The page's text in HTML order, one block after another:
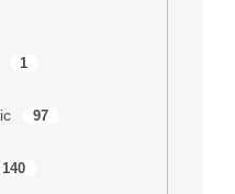
1
97
140